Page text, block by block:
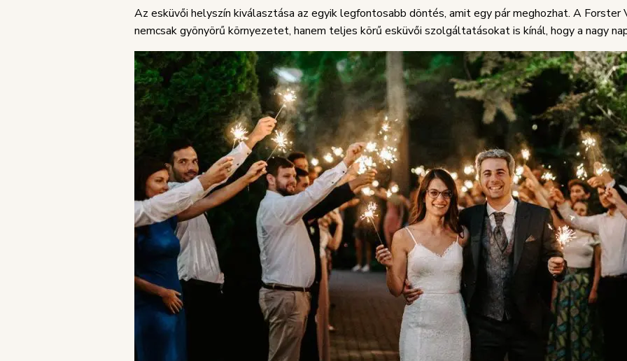
Az esküvői helyszín kiválasztása az egyik legfontosabb döntés, amit egy pár meghozhat. A
nemcsak gyönyörű környezetet, hanem teljes körű esküvői szolgáltatásokat is kínál, hogy a nagy